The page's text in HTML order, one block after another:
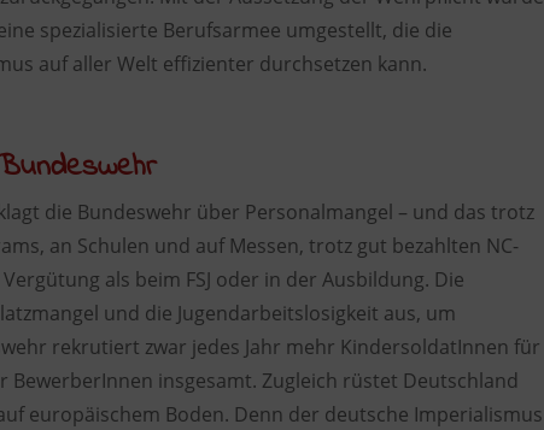
spezialisierte Berufsarmee umgestellt, die die
auf aller Welt effizienter durchsetzen kann.
die Bundeswehr über Personalmangel – und das trotz
an Schulen und auf Messen, trotz gut bezahlten NC-
als beim FSJ oder in der Ausbildung. Die
und die Jugendarbeitslosigkeit aus, um
rekrutiert zwar jedes Jahr mehr KindersoldatInnen für
BewerberInnen insgesamt. Zugleich rüstet Deutschland
europäischem Boden. Denn der deutsche Imperialismus